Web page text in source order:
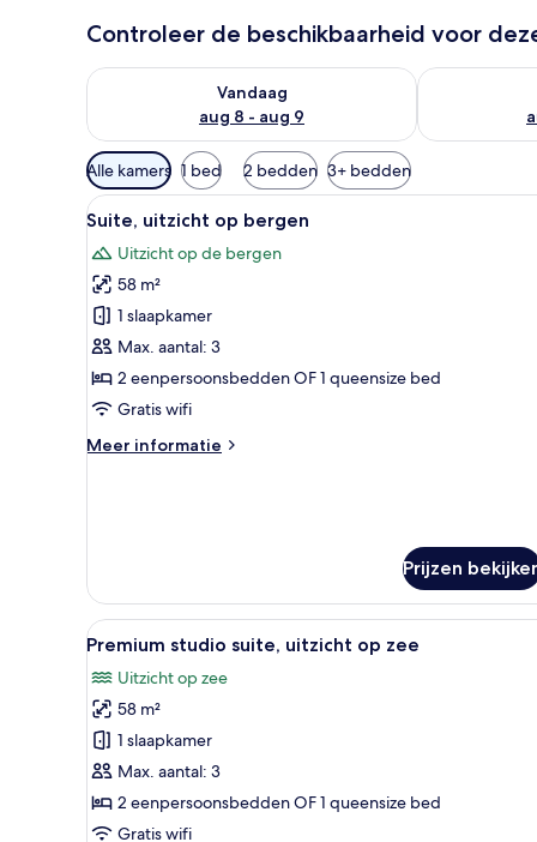
Controleer de beschikbaarheid voor
Vandaag
aug 8 - aug 9
De beschikbaarheid controleren voor vanavond aug
De
Beschikbare
filters
voor
kamers
Alle kamers 1 bed 2 bedden 3+ bedden
Alle
foto's
voor
Suite,
uitzicht
op
bergen
laden
Een woonkamer met een
9
Suite, uitzicht op bergen
Uitzicht op de bergen
58 m²
1 slaapkamer
Max. aantal: 3
2 eenpersoonsbedden OF 1 queensize bed
Gratis wifi
Meer informatie
Meer
Prijzen
Alle
foto's
voor
Premium
studio
suite,
uitzicht
op
Een hotelkamer met een
5
Premium studio suite, uitzicht op zee
Uitzicht op zee
58 m²
1 slaapkamer
Max. aantal: 3
2 eenpersoonsbedden OF 1 queensize bed
Gratis wifi